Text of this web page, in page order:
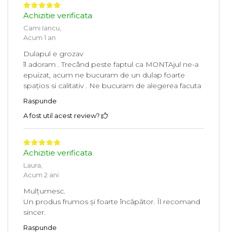
Achizitie verificata
Cami Iancu,
Acum 1 an
Dulapul e grozav
îl adoram . Trecând peste faptul ca MONTAjul ne-a
epuizat, acum ne bucuram de un dulap foarte
spațios si calitativ . Ne bucuram de alegerea facuta
Raspunde
A fost util acest review?
Achizitie verificata
Laura,
Acum 2 ani
Mulțumesc.
Un produs frumos și foarte încăpător. Îl recomand
sincer.
Raspunde